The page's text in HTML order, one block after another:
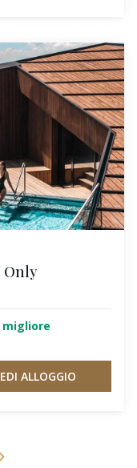
Only
ALLOGGIO